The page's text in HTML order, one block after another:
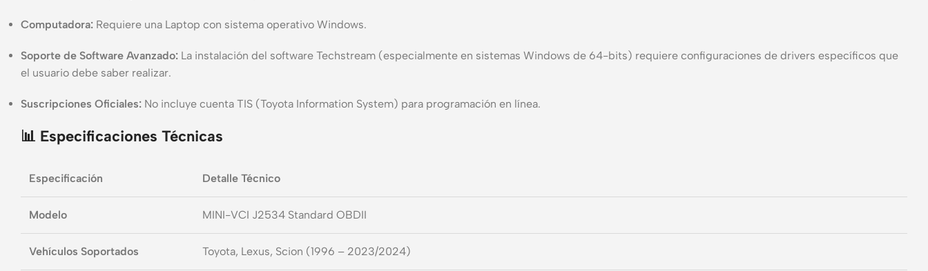
Computadora: Requiere una Laptop con sistema operativo Windows.
Soporte de Software Avanzado: La instalación del software Techstream (especialmente en sistemas Windows de 64-bits) requiere configuraciones de drivers específicos que
el usuario debe saber realizar.
Suscripciones Oficiales: No incluye cuenta TIS (Toyota Information System) para programación en línea.
📊 Especificaciones Técnicas
Especificación Detalle Técnico
Modelo MINI-VCI J2534 Standard OBDII
Vehículos Soportados Toyota, Lexus, Scion (1996 – 2023/2024)